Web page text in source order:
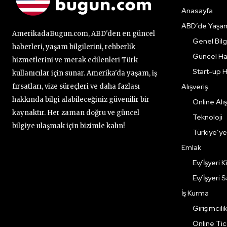
AmerikadaBugun.com, ABD'den en güncel
haberleri, yaşam bilgilerini, rehberlik
hizmetlerini ve merak edilenleri Türk
kullanıcılar için sunar. Amerika'da yaşam, iş
fırsatları, vize süreçleri ve daha fazlası
hakkında bilgi alabileceğiniz güvenilir bir
kaynaktır. Her zaman doğru ve güncel
bilgiye ulaşmak için bizimle kalın!
Anasayfa
ABD’de
Genel
Güncel
Start-up
Alışveriş
Online
Teknoloji
Emlak
Ev/İşyeri
Ev/İşyeri
İş Kurma
Online